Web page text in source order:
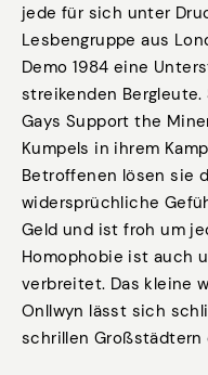
jede für sich unter
Lesbengruppe aus
Demo 1984 eine
streikenden Bergleute.
Gays Support the
Kumpels in ihrem
Betroffenen lösen sie
widersprüchliche
Geld und ist froh um
Homophobie ist auch
verbreitet. Das kleine
Onllwyn lässt sich
schrillen Großstädtern